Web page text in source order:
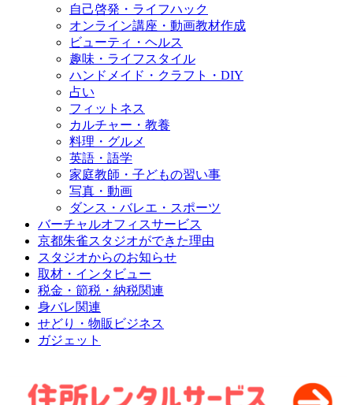
自己啓発・ライフハック
オンライン講座・動画教材作成
ビューティ・ヘルス
趣味・ライフスタイル
ハンドメイド・クラフト・DIY
占い
フィットネス
カルチャー・教養
料理・グルメ
英語・語学
家庭教師・子どもの習い事
写真・動画
ダンス・バレエ・スポーツ
バーチャルオフィスサービス
京都朱雀スタジオができた理由
スタジオからのお知らせ
取材・インタビュー
税金・節税・納税関連
身バレ関連
せどり・物販ビジネス
ガジェット